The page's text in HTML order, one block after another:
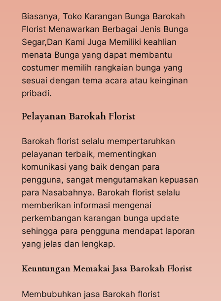
Biasanya, Toko Karangan Bunga Barokah
Florist Menawarkan Berbagai Jenis Bunga
Segar,Dan Kami Juga Memiliki keahlian
menata Bunga yang dapat membantu
costumer memilih rangkaian bunga yang
sesuai dengan tema acara atau keinginan
pribadi.
Pelayanan Barokah Florist
Barokah florist selalu mempertaruhkan
pelayanan terbaik, mementingkan
komunikasi yang baik dengan para
pengguna, sangat mengutamakan kepuasan
para Nasabahnya. Barokah florist selalu
memberikan informasi mengenai
perkembangan karangan bunga update
sehingga para pengguna mendapat laporan
yang jelas dan lengkap.
Keuntungan Memakai Jasa Barokah Florist
Membubuhkan jasa Barokah florist